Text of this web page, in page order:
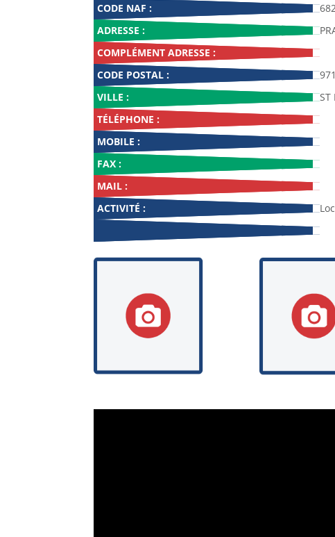
CODE NAF :
ADRESSE :
COMPLÉMENT ADRESSE :
CODE POSTAL :
VILLE :
ST
TÉLÉPHONE :
MOBILE :
FAX :
MAIL :
ACTIVITÉ :